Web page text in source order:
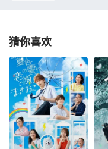
猜你喜欢